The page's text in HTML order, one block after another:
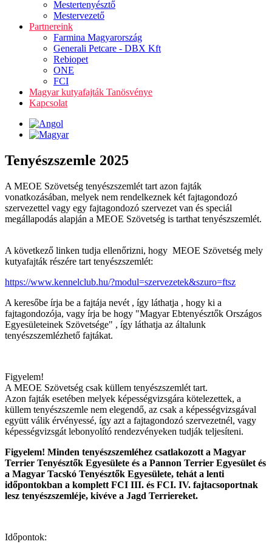
Mestertenyésztő
Mestervezető
Partnereink
Farmina Magyarország
Generali Petcare - DBX Kft
Rebiopet
ONE
FCI
Magyar kutyafajták Tanösvénye
Kapcsolat
Tenyészszemle 2025
A MEOE Szövetség tenyészszemlét tart azon fajták
vonatkozásában, melyek nem rendelkeznek két fajtagondozó
szervezettel vagy egy fajtagondozó szervezet van és speciál
megállapodás alapján a MEOE Szövetség is tarthat tenyészszemlét.
A következő linken tudja ellenőrizni, hogy MEOE Szövetség mely
kutyafajták részére tart tenyészszemlét:
https://www.kennelclub.hu/?modul=szervezetek&szuro=ftsz
A keresőbe írja be a fajtája nevét , így láthatja , hogy ki a
fajtagondozója, vagy írja be hogy "Magyar Ebtenyésztők Országos
Egyesületeinek Szövetsége" , így láthatja az általunk
tenyészszemlézhető fajtákat.
Figyelem!
A MEOE Szövetség csak küllem tenyészszemlét tart.
Azon fajták esetében melyek képességvizsgára kötelezettek, a
küllem tenyészszemle nem elegendő, az csak a képességvizsgával
együtt válik érvényessé, így azt a fajtagondozó szervezetnél, vagy
képességvizsgát lebonyolító rendezvényeken tudják teljesíteni.
Figyelem! Minden tenyészszemléhez csatlakozott a Magyar
Terrier Tenyésztők Egyesülete és a Pannon Terrier Egyesület és
a Magyar Tacskó Tenyésztők Egyesülete, tehát a lenti
időpontokban a komplett FCI III. és FCI. IV. fajtacsoportnak
lesz tenyészszemléje, kivéve a Jagd Terriereket.
Időpontok: